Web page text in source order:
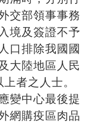
交部領事事務
境及簽證不予
口排除我國國
大陸地區人民
者之人士。
變中心最後提
網購疫區肉品